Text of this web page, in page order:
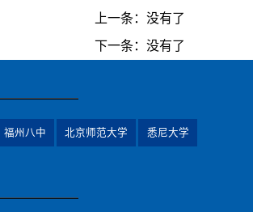
上一条：没有了
下一条：没有了
福州八中 北京师范大学 悉尼大学